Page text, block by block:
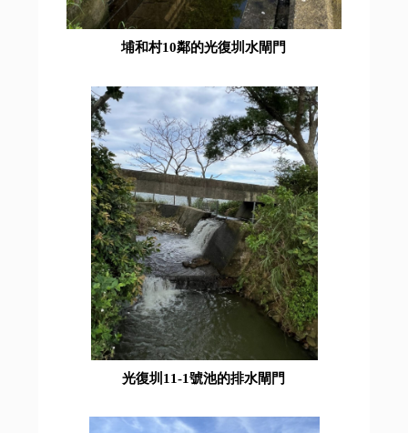
埔和村10鄰的光復圳水閘門
光復圳11-1號池的排水閘門